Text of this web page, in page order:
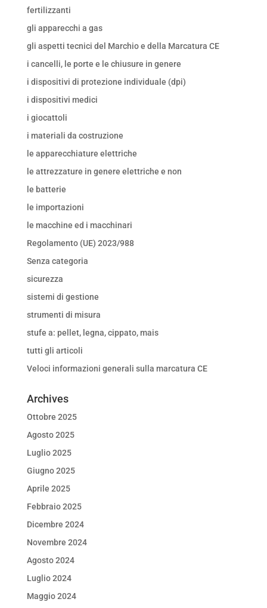
fertilizzanti
gli apparecchi a gas
gli aspetti tecnici del Marchio e della Marcatura CE
i cancelli, le porte e le chiusure in genere
i dispositivi di protezione individuale (dpi)
i dispositivi medici
i giocattoli
i materiali da costruzione
le apparecchiature elettriche
le attrezzature in genere elettriche e non
le batterie
le importazioni
le macchine ed i macchinari
Regolamento (UE) 2023/988
Senza categoria
sicurezza
sistemi di gestione
strumenti di misura
stufe a: pellet, legna, cippato, mais
tutti gli articoli
Veloci informazioni generali sulla marcatura CE
Archives
Ottobre 2025
Agosto 2025
Luglio 2025
Giugno 2025
Aprile 2025
Febbraio 2025
Dicembre 2024
Novembre 2024
Agosto 2024
Luglio 2024
Maggio 2024